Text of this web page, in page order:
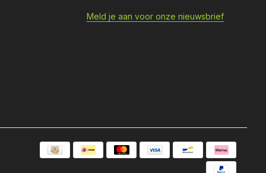
Meld je aan voor onze nieuwsbrief